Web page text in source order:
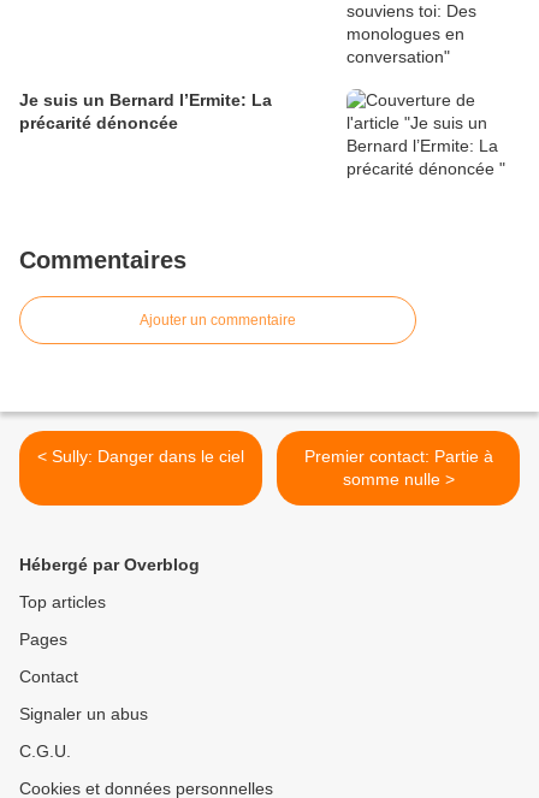
Je suis un Bernard l’Ermite: La
précarité dénoncée
Commentaires
Ajouter un commentaire
< Sully: Danger dans le ciel
Premier contact: Partie à
somme nulle >
Hébergé par Overblog
Top articles
Pages
Contact
Signaler un abus
C.G.U.
Cookies et données personnelles